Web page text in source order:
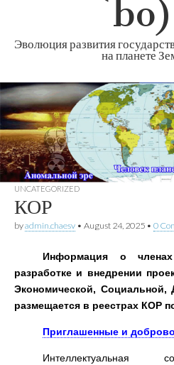
bo
Эволюция развития
на планете
UNCATEGORIZED
КОР
byadmin.chaesv • August 24, 2025 • 0
Информация о
разработке и внедрении
Экономической, Социальной,
размещается в реестрах КОР
Приглашенные и
Интеллектуальная